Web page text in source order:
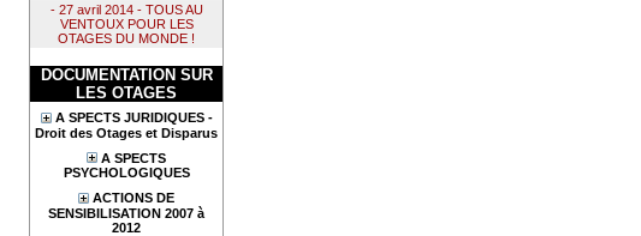
- 27 avril 2014 - TOUS AU
VENTOUX POUR LES
OTAGES DU MONDE !
DOCUMENTATION SUR
LES OTAGES
A SPECTS JURIDIQUES -
Droit des Otages et Disparus
A SPECTS
PSYCHOLOGIQUES
ACTIONS DE
SENSIBILISATION 2007 à
2012